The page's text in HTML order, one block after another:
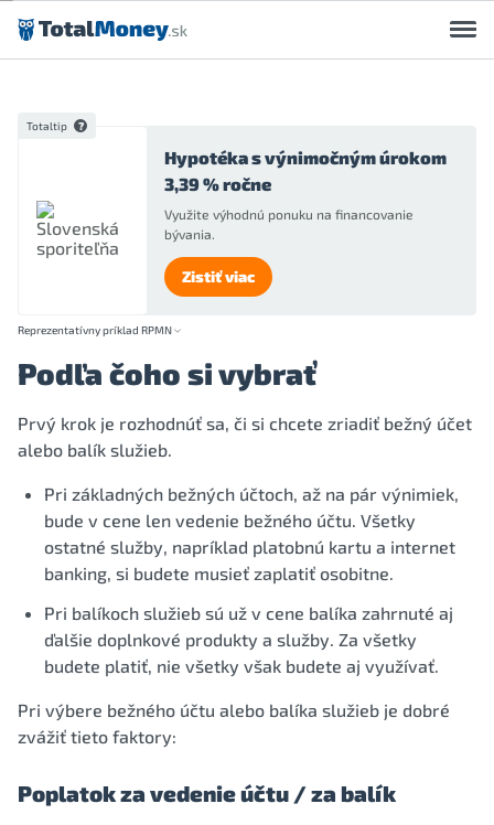
Preskočiť na obsah
Totaltip
Hypotéka s výnimočným úrokom
3,39 % ročne
Využite výhodnú ponuku na financovanie
bývania.
Zistiť viac
Reprezentatívny príklad RPMN
Podľa čoho si vybrať
Prvý krok je rozhodnúť sa, či si chcete zriadiť bežný účet
alebo balík služieb.
Pri základných bežných účtoch, až na pár výnimiek,
bude v cene len vedenie bežného účtu. Všetky
ostatné služby, napríklad platobnú kartu a internet
banking, si budete musieť zaplatiť osobitne.
Pri balíkoch služieb sú už v cene balíka zahrnuté aj
ďalšie doplnkové produkty a služby. Za všetky
budete platiť, nie všetky však budete aj využívať.
Pri výbere bežného účtu alebo balíka služieb je dobré
zvážiť tieto faktory:
Poplatok za vedenie účtu / za balík